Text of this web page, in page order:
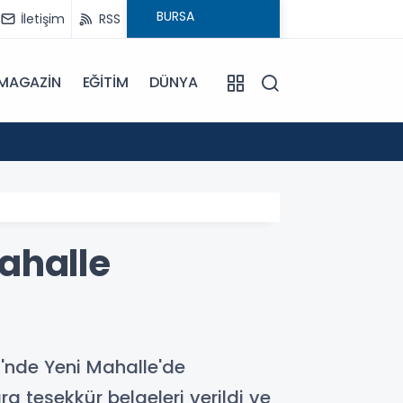
İletişim RSS
EĞİTİM DÜNYA
Yeni Mahalle'de
teşekkür belgeleri verildi ve